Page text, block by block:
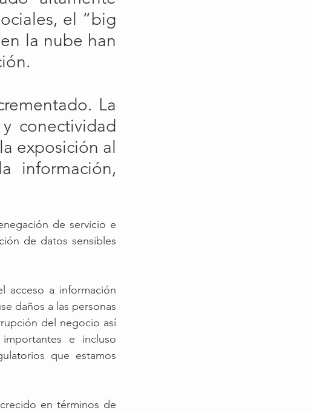
el “big
la nube han
La
conectividad
exposición al
información,
de servicio e
de datos sensibles
acceso a información
daños a las personas
del negocio así
e incluso
que estamos
en términos de